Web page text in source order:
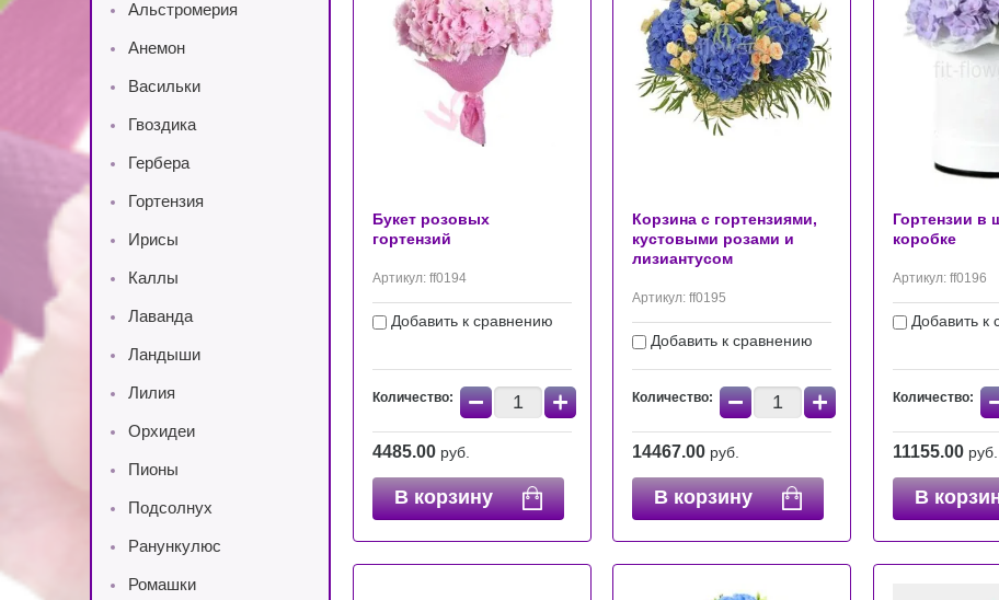
Букет розовых
гортензий
Артикул: ff0194
Добавить к сравнению
Количество: − +
4485.00 руб.
В корзину
Корзина с гортензиями,
кустовыми розами и
лизиантусом
Артикул: ff0195
Добавить к сравнению
Количество: − +
14467.00 руб.
В корзину
Гортензии в
коробке
Артикул:ff0196
Добавить к
Количество:
11155.00 руб.
В
Альстромерия
Анемон
Васильки
Гвоздика
Гербера
Гортензия
Ирисы
Каллы
Лаванда
Ландыши
Лилия
Орхидеи
Пионы
Подсолнух
Ранункулюс
Ромашки